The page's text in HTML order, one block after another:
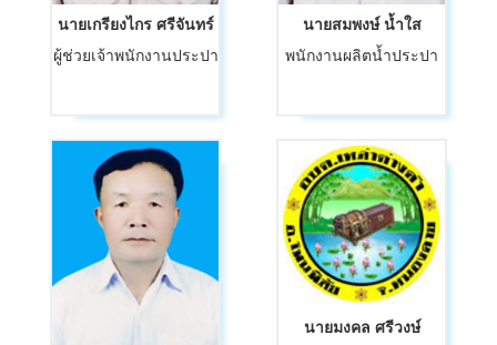
นายเกรียงไกร ศรีจันทร์
ผู้ช่วยเจ้าพนักงานประปา
นายสมพงษ์ น้ำใส
พนักงานผลิตน้ำประปา
นายมงคล ศรีวงษ์